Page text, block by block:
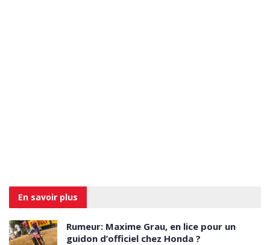
En savoir plus
Rumeur: Maxime Grau, en lice pour un
guidon d’officiel chez Honda ?